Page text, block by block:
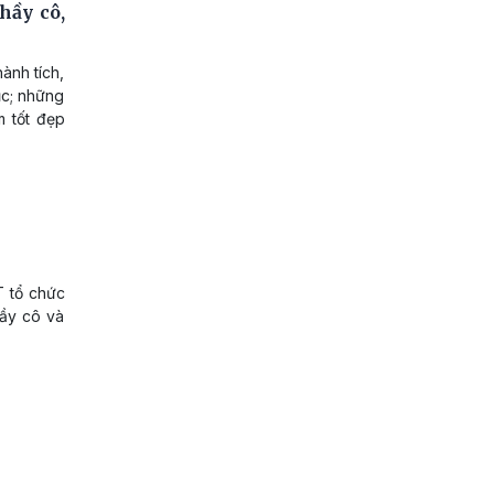
cô,
tích,
những
tốt đẹp
tổ chức
cô và